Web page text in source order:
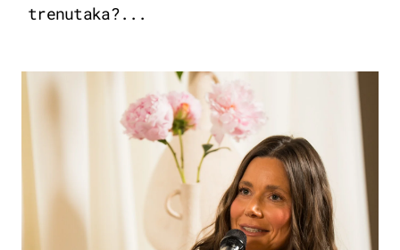
trenutaka?...
MODA & LJEPOTA